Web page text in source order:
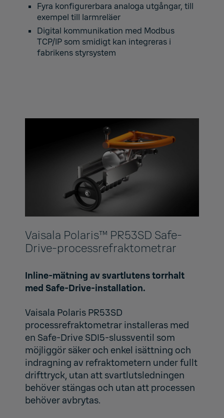
Fyra konfigurerbara analoga utgångar, till
exempel till larmreläer
Digital kommunikation med Modbus
TCP/IP som smidigt kan integreras i
fabrikens styrsystem
Vaisala Polaris™ PR53SD Safe-
Drive-processrefraktometrar
Inline-mätning av svartlutens torrhalt
med Safe-Drive-installation.
Vaisala Polaris PR53SD
processrefraktometrar installeras med
en Safe-Drive SDI5-slussventil som
möjliggör säker och enkel isättning och
indragning av refraktometern under fullt
drifttryck, utan att svartlutsledningen
behöver stängas och utan att processen
behöver avbrytas.